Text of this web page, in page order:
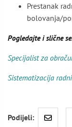
Prestanak
bolovanja/
Pogledajte i slične
Specijalist za
Sistematizacija
Podijeli: